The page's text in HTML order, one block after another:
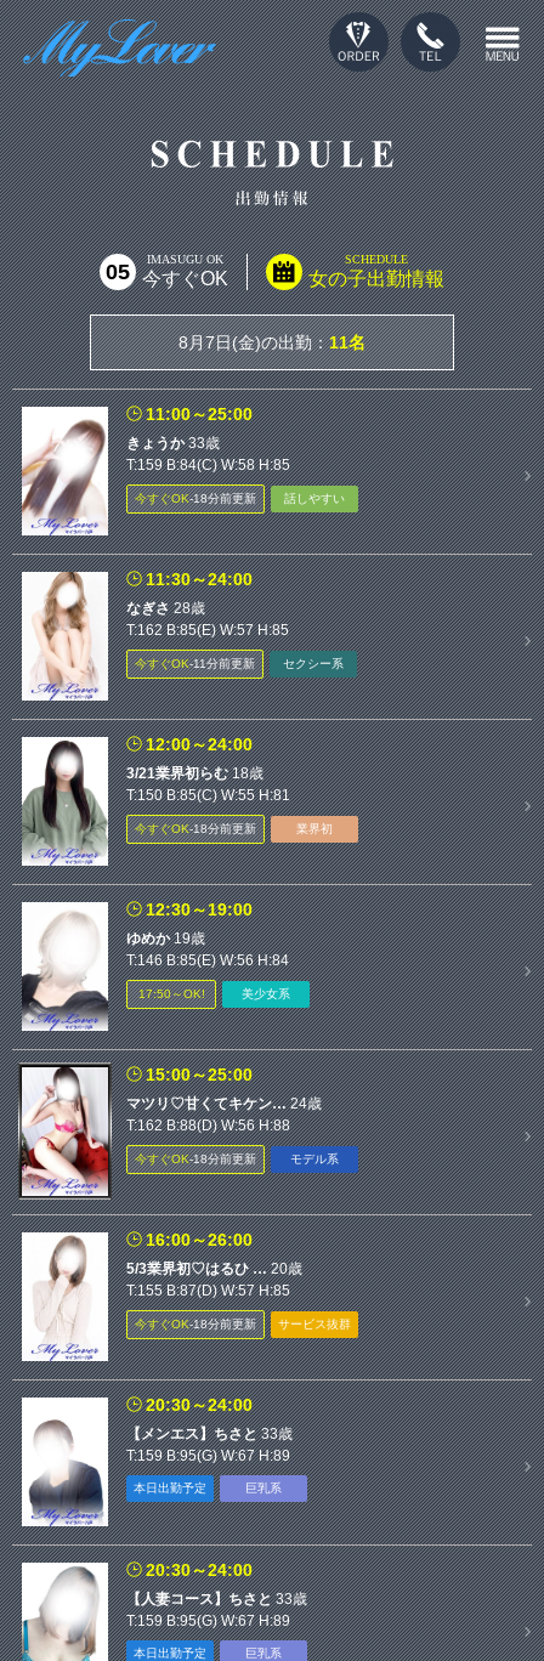
05
IMASUGU OK
今すぐOK
SCHEDULE
女の子出勤情報
8月7日(金)の出勤：11名
11:00～25:00
きょうか33歳
T:159 B:84(C) W:58 H:85
今すぐOK‐18分前更新 話しやすい
11:30～24:00
なぎさ28歳
T:162 B:85(E) W:57 H:85
今すぐOK‐11分前更新 セクシー系
12:00～24:00
3/21業界初らむ18歳
T:150 B:85(C) W:55 H:81
今すぐOK‐18分前更新 業界初
12:30～19:00
ゆめか19歳
T:146 B:85(E) W:56 H:84
17:50～OK! 美少女系
15:00～25:00
マツリ♡甘くてキケン…24歳
T:162 B:88(D) W:56 H:88
今すぐOK‐18分前更新 モデル系
16:00～26:00
5/3業界初♡はるひ …20歳
T:155 B:87(D) W:57 H:85
今すぐOK‐18分前更新 サービス抜群
20:30～24:00
【メンエス】ちさと33歳
T:159 B:95(G) W:67 H:89
本日出勤予定 巨乳系
20:30～24:00
【人妻コース】ちさと33歳
T:159 B:95(G) W:67 H:89
本日出勤予定 巨乳系